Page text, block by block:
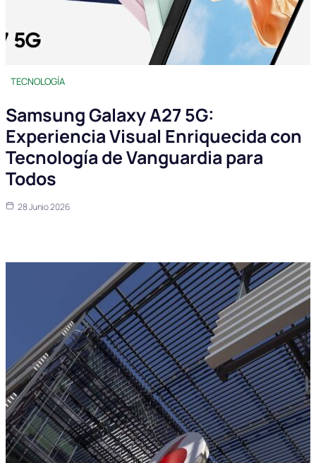
TECNOLOGÍA
Samsung Galaxy A27 5G:
Experiencia Visual Enriquecida con
Tecnología de Vanguardia para
Todos
28 Junio 2026